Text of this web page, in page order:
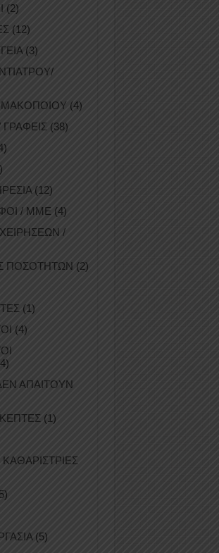
(2)
(12)
(3)
(4)
(38)
(12)
/ ΜΜΕ (4)
/
ΠΟΣΟΤΗΤΩΝ (2)
(1)
(4)
ΑΠΑΙΤΟΥΝ
(1)
(5)